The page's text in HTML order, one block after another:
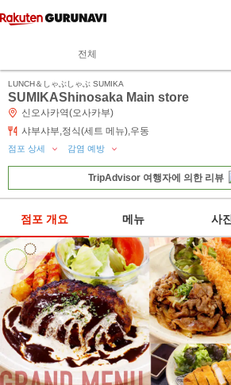
전체
LUNCH＆しゃぶしゃぶ SUMIKA
SUMIKAShinosaka Main store
신오사카역(오사카부)
샤부샤부,정식(세트 메뉴),우동
점포 상세 감염 예방
TripAdvisor 여행자에 의한 리뷰
점포 개요 메뉴 사진